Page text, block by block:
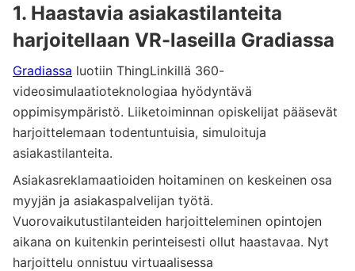
1. Haastavia asiakastilanteita
harjoitellaan VR-laseilla Gradiassa
Gradiassa luotiin ThingLinkillä 360-
videosimulaatioteknologiaa hyödyntävä
oppimisympäristö. Liiketoiminnan opiskelijat pääsevät
harjoittelemaan todentuntuisia, simuloituja
asiakastilanteita.
Asiakasreklamaatioiden hoitaminen on keskeinen osa
myyjän ja asiakaspalvelijan työtä.
Vuorovaikutustilanteiden harjoitteleminen opintojen
aikana on kuitenkin perinteisesti ollut haastavaa. Nyt
harjoittelu onnistuu virtuaalisessa